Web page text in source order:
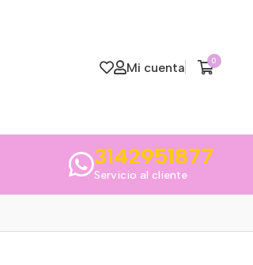
Mi cuenta 0
3142951877
Servicio al cliente